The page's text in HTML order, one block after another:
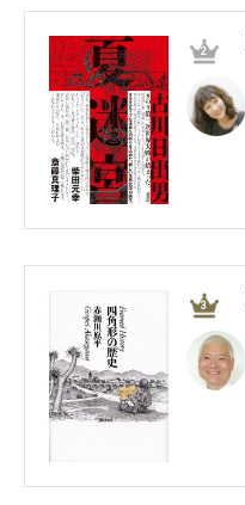
2
3